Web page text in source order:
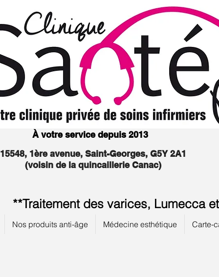
À votre service depuis 2013
15548, 1ère avenue, Saint-Georges, G5Y 2A1
(voisin de la quincaillerie Canac)
**Traitement des varices, Lumecca
Nos produits anti-âge Médecine esthétique Carte-